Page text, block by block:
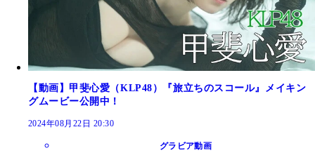
【動画】甲斐心愛（KLP48）『旅立ちのスコール』メイキン
グムービー公開中！
2024年08月22日 20:30
グラビア動画